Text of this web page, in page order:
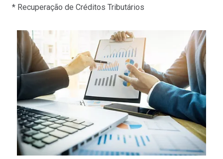
* Recuperação de Créditos Tributários